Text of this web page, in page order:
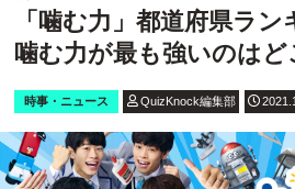
「噛む力」都道府県ラン
噛む力が最も強いのはど
時事・ニュース QuizKnock編集部